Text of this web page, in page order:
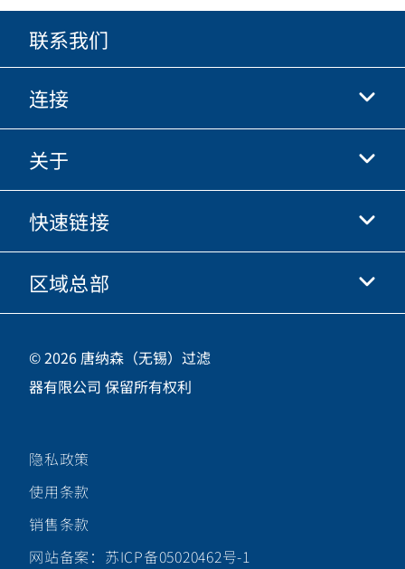
联系我们
连接
抖音
快手
优酷
微信
关于
关于我们
商业行为准则
职业发展
快速链接
唐纳森电商网站
投资人
供应商
区域总部
中国江苏省无锡市新吴区
新加坡工业园新都路16号，邮编 214028
咨询热线
关注唐纳森微信公众号
© 2026 唐纳森（无锡）过滤
器有限公司 保留所有权利
隐私政策
使用条款
销售条款
网站备案：苏ICP备05020462号-1